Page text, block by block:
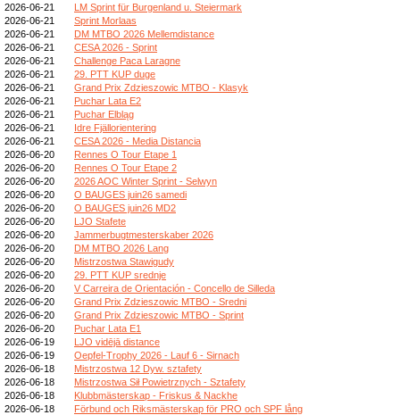
2026-06-21
LM Sprint für Burgenland u. Steiermark
2026-06-21
Sprint Morlaas
2026-06-21
DM MTBO 2026 Mellemdistance
2026-06-21
CESA 2026 - Sprint
2026-06-21
Challenge Paca Laragne
2026-06-21
29. PTT KUP duge
2026-06-21
Grand Prix Zdzieszowic MTBO - Klasyk
2026-06-21
Puchar Lata E2
2026-06-21
Puchar Elbląg
2026-06-21
Idre Fjällorientering
2026-06-21
CESA 2026 - Media Distancia
2026-06-20
Rennes O Tour Etape 1
2026-06-20
Rennes O Tour Etape 2
2026-06-20
2026 AOC Winter Sprint - Selwyn
2026-06-20
O BAUGES juin26 samedi
2026-06-20
O BAUGES juin26 MD2
2026-06-20
LJO Stafete
2026-06-20
Jammerbugtmesterskaber 2026
2026-06-20
DM MTBO 2026 Lang
2026-06-20
Mistrzostwa Stawigudy
2026-06-20
29. PTT KUP srednje
2026-06-20
V Carreira de Orientación - Concello de Silleda
2026-06-20
Grand Prix Zdzieszowic MTBO - Sredni
2026-06-20
Grand Prix Zdzieszowic MTBO - Sprint
2026-06-20
Puchar Lata E1
2026-06-19
LJO vidējā distance
2026-06-19
Oepfel-Trophy 2026 - Lauf 6 - Sirnach
2026-06-18
Mistrzostwa 12 Dyw. sztafety
2026-06-18
Mistrzostwa Sił Powietrznych - Sztafety
2026-06-18
Klubbmästerskap - Friskus & Nackhe
2026-06-18
Förbund och Riksmästerskap för PRO och SPF lång